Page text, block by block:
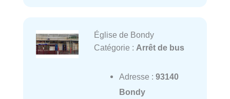
Église de Bondy
Catégorie : Arrêt de bus
Adresse : 93140
Bondy